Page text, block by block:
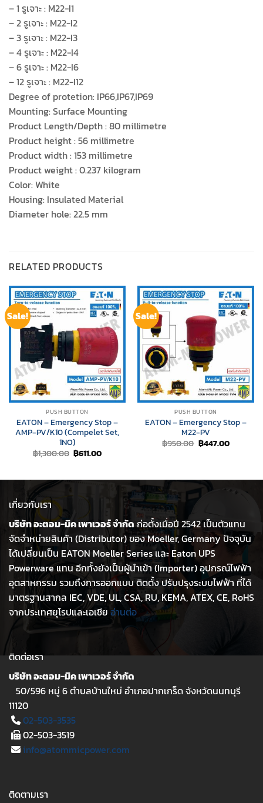
– 1 รูเจาะ : M22-I1
– 2 รูเจาะ : M22-I2
– 3 รูเจาะ : M22-I3
– 4 รูเจาะ : M22-I4
– 6 รูเจาะ : M22-I6
– 12 รูเจาะ : M22-I12
Degree of protetion: IP66,IP67,IP69
Mounting: Surface Mounting
Product Length/Depth : 80 millimetre
Product height : 56 millimetre
Product width : 153 millimetre
Product weight : 0.237 kilogram
Color: White
Housing: Insulated Material
Diameter hole: 22.5 mm
RELATED PRODUCTS
Sale!
PUSH BUTTON
EATON – Emergency Stop –
AMP-PV/K10 (Compelet Set,
1NO)
฿1,300.00 Original
price
฿611.00Current
Sale!
PUSH BUTTON
EATON – Emergency Stop –
M22-PV
฿950.00 Original
price
฿447.00Current
price
เกี่ยวกับเรา
บริษัท อะตอม-มิค เพาเวอร์ จำกัดก่อตั้งเมื่อปี 2542 เป็นตัวแทน
จัดจำหน่ายสินค้า (Distributor) ของ Moeller, Germany ปัจจุบัน
ได้เปลี่ยนเป็น EATON Moeller Series และ Eaton UPS
Powerware แทน อีกทั้งยังเป็นผู้นำเข้า (Importer) อุปกรณ์ไฟฟ้า
อุตสาหกรรม รวมถึงการออกแบบ ติดตั้ง ปรับปรุงระบบไฟฟ้า ที่ได้
มาตรฐานสากล IEC, VDE, UL, CSA, RU, KEMA, ATEX, CE, RoHS
จากประเทศยุโรปและเอเชียอ่านต่อ
ติดต่อเรา
บริษัท อะตอม-มิค เพาเวอร์ จำกัด
50/596 หมู่ 6 ตำบลบ้านใหม่ อำเภอปากเกร็ด จังหวัดนนทบุรี
11120
02-503-3535
02-503-3519
info@atommicpower.com
ติดตามเรา